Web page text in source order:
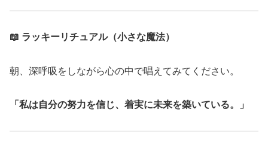
📖 ラッキーリチュアル（小さな魔法）
朝、深呼吸をしながら心の中で唱えてみてください。
「私は自分の努力を信じ、着実に未来を築いている。」